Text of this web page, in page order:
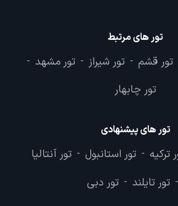
تور های مرتبط
تور قشم - تور شیراز - تور مشهد -
تور چابهار
تور های پیشنهادی
ترکیه - تور استانبول - تور آنتالیا
- تور تایلند - تور دبی